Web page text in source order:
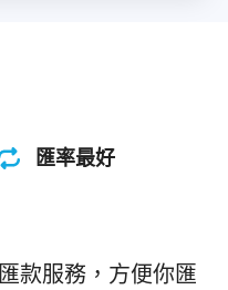
匯率最好
款服務，方便你匯